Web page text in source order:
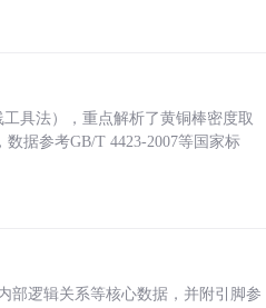
具法），重点解析了黄铜棒密度取
据参考GB/T 4423-2007等国家标
部逻辑关系等核心数据，并附引脚参